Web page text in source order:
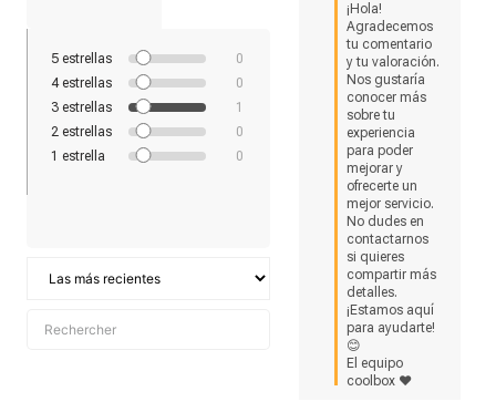
5 estrellas
0
4estrellas
0
3 estrellas
1
2 estrellas
0
1 estrella 0
¡Hola!
Agradecemos
tu comentario
y tu valoración.
Nos gustaría
conocer más
sobre tu
experiencia
para poder
mejorar y
ofrecerte un
mejor servicio.
No dudes en
contactarnos
si quieres
compartir más
detalles.
¡Estamos aquí
para ayudarte!
😊
El equipo
coolbox ❤